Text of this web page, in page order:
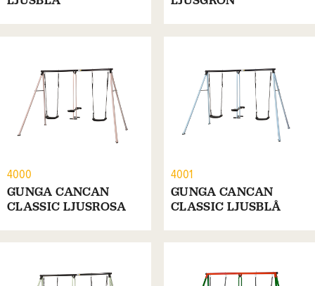
4000
GUNGA CANCAN
CLASSIC LJUSROSA
4001
GUNGA CANCAN
CLASSIC LJUSBLÅ